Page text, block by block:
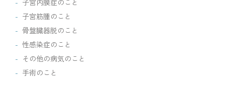
子宮筋腫のこと
骨盤臓器脱のこと
性感染症のこと
その他の病気のこと
手術のこと